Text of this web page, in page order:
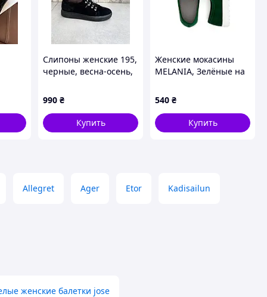
Слипоны женские 195,
черные, весна-осень,
(1305), 38
990 ₴
Купить
Женские мокасины
MELANIA, Зелёные на
540 ₴
Купить
Allegret Ager Etor Kadisailun
женские балетки jose